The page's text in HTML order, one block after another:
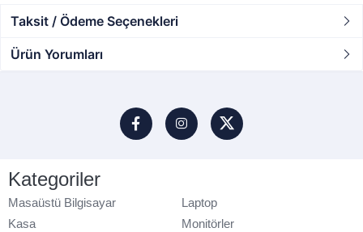
Taksit / Ödeme Seçenekleri
Ürün Yorumları
Kategoriler
Masaüstü Bilgisayar
Laptop
Kasa
Monitörler